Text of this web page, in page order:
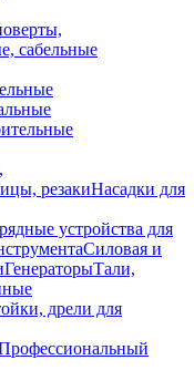
сабельные
резакиНасадки для
устройства для
Силовая и
ГенераторыТали,
дрели для